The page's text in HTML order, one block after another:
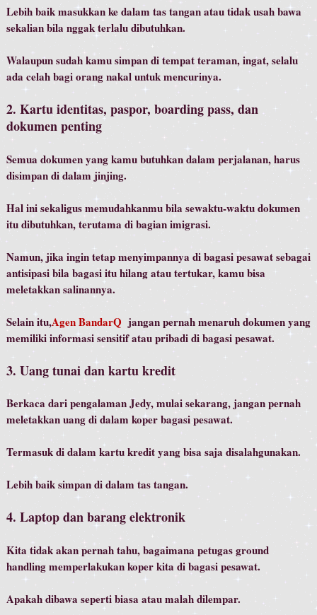
Lebih baik masukkan ke dalam tas tangan atau tidak usah bawa
sekalian bila nggak terlalu dibutuhkan.
Walaupun sudah kamu simpan di tempat teraman, ingat, selalu
ada celah bagi orang nakal untuk mencurinya.
2. Kartu identitas, paspor, boarding pass, dan
dokumen penting
Semua dokumen yang kamu butuhkan dalam perjalanan, harus
disimpan di dalam jinjing.
Hal ini sekaligus memudahkanmu bila sewaktu-waktu dokumen
itu dibutuhkan, terutama di bagian imigrasi.
Namun, jika ingin tetap menyimpannya di bagasi pesawat sebagai
antisipasi bila bagasi itu hilang atau tertukar, kamu bisa
meletakkan salinannya.
Selain itu,Agen BandarQjangan pernah menaruh dokumen yang
memiliki informasi sensitif atau pribadi di bagasi pesawat.
3. Uang tunai dan kartu kredit
Berkaca dari pengalaman Jedy, mulai sekarang, jangan pernah
meletakkan uang di dalam koper bagasi pesawat.
Termasuk di dalam kartu kredit yang bisa saja disalahgunakan.
Lebih baik simpan di dalam tas tangan.
4. Laptop dan barang elektronik
Kita tidak akan pernah tahu, bagaimana petugas ground
handling memperlakukan koper kita di bagasi pesawat.
Apakah dibawa seperti biasa atau malah dilempar.